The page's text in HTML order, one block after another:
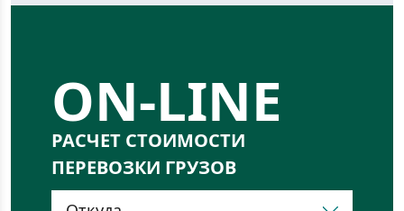
ON-LINE
РАСЧЕТ СТОИМОСТИ
ПЕРЕВОЗКИ ГРУЗОВ